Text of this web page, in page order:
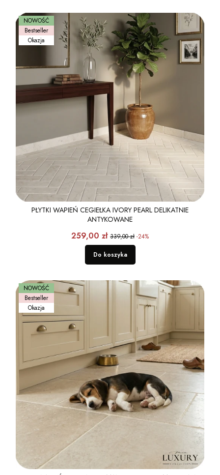
Okazja
Bestseller
NOWOŚĆ
PŁYTKI WAPIEŃ CEGIEŁKA IVORY PEARL DELIKATNIE
ANTYKOWANE
Cena promocyjna
259,00 zł 339,00 zł -24%
Do koszyka
Okazja
Bestseller
NOWOŚĆ